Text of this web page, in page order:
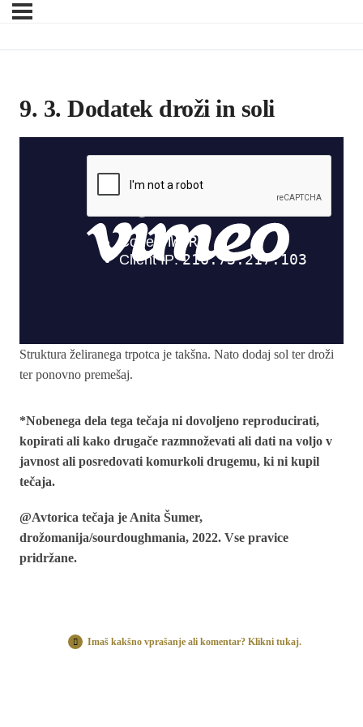
9. 3. Dodatek droži in soli
Struktura želiranega trpotca je takšna. Nato dodaj sol ter droži
ter ponovno premešaj.
*Nobenega dela tega tečaja ni dovoljeno reproducirati,
kopirati ali kako drugače razmnoževati ali dati na voljo v
javnost ali posredovati komurkoli drugemu, ki ni kupil
tečaja.
@Avtorica tečaja je Anita Šumer,
drožomanija/sourdoughmania, 2022. Vse pravice
pridržane.
Imaš kakšno vprašanje ali komentar? Klikni tukaj.